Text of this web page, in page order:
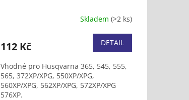
Skladem (>2 ks)
112 Kč DETAIL
Vhodné pro Husqvarna 365, 545, 555,
565, 372XP/XPG, 550XP/XPG,
560XP/XPG, 562XP/XPG, 572XP/XPG
576XP.